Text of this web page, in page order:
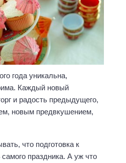
года уникальна,
Каждый новый
и радость предыдущего,
новым предвкушением,
что подготовка к
праздника. А уж что